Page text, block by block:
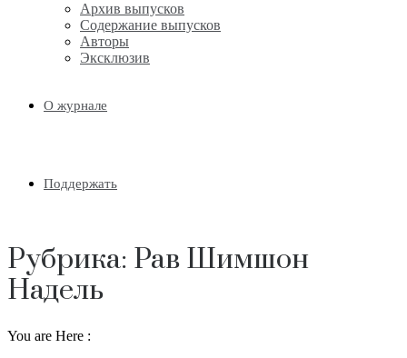
Архив выпусков
Содержание выпусков
Авторы
Эксклюзив
О журнале
Поддержать
Рубрика: Рав Шимшон
Надель
You are Here :